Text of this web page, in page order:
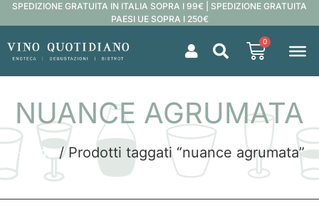
SPEDIZIONE GRATUITA IN ITALIA SOPRA I 99€ | SPEDIZIONE GRATUITA
PAESI UE SOPRA I 250€
0
NUANCE AGRUMATA
Home/ Prodotti taggati “nuance agrumata”